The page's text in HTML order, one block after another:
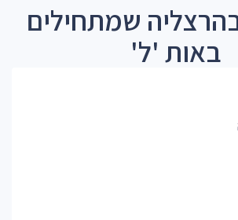
שמתחילים
באות 'ל'